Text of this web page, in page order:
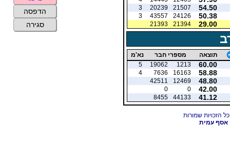
54.50
21507
20239
3
50.38
24126
43557
3
29.00
21394
21393
תוצאה מספרי חבר נא'מ
60.00
1213
19062
5
58.88
16163
7636
4
48.80
12469
42511
42.00
0
0
41.12
44133
8455
אסף עמית
הדפסה
סגירה